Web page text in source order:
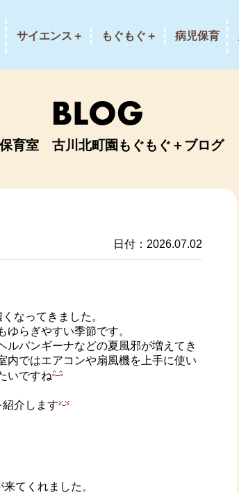
サイエンス＋ もぐもぐ＋ 病児保育
育室 古川北町園もぐもぐ＋ブログ
日付：2026.07.02
なってきました。
らぎやすい季節です。
ルパンギーナなどの夏風邪が増えてき
内ではエアコンや扇風機を上手に使い
いですね
介します
てくれました。